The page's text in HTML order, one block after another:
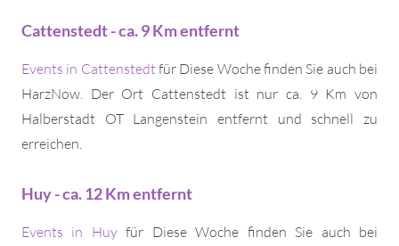
Cattenstedt - ca. 9 Km entfernt
Events in Cattenstedt für Diese Woche finden Sie auch bei
HarzNow. Der Ort Cattenstedt ist nur ca. 9 Km von
Halberstadt OT Langenstein entfernt und schnell zu
erreichen.
Huy - ca. 12 Km entfernt
Events in Huyfür Diese Woche finden Sie auch bei